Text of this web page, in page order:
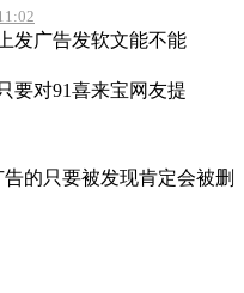
发广告发软文能不能
要对91喜来宝网友提
的只要被发现肯定会被删